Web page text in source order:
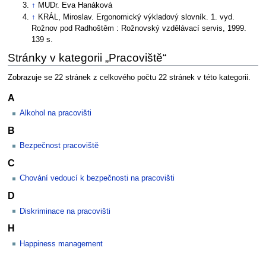
↑ MUDr. Eva Hanáková
↑ KRÁL, Miroslav. Ergonomický výkladový slovník. 1. vyd.
Rožnov pod Radhoštěm : Rožnovský vzdělávací servis, 1999.
139 s.
Stránky v kategorii „Pracoviště“
Zobrazuje se 22 stránek z celkového počtu 22 stránek v této kategorii.
A
Alkohol na pracovišti
B
Bezpečnost pracoviště
C
Chování vedoucí k bezpečnosti na pracovišti
D
Diskriminace na pracovišti
H
Happiness management